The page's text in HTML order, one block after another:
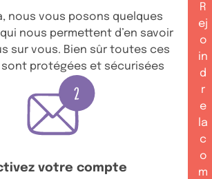
nous vous posons quelques
nous permettent d’en savoir
sur vous. Bien sûr toutes ces
protégées et sécurisées
votre compte
R
ej
o
in
d
r
e
la
c
o
m